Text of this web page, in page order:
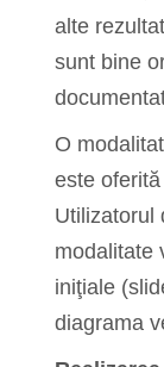
alte
sunt bine
O
este
Utilizatorul
modalitate
iniţiale
diagrama